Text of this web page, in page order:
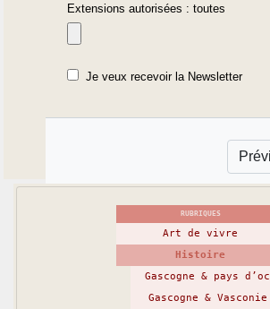
Extensions autorisées : toutes
Je veux recevoir la Newsletter
RUBRIQUES
Art de vivre
Histoire
Gascogne & pays d’oc
Gascogne & Vasconie